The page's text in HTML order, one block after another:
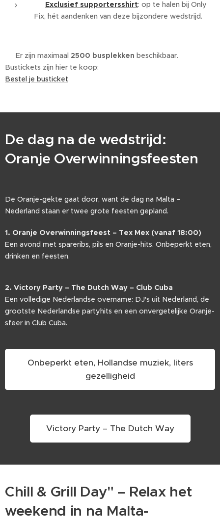
Exclusief supportersshirt: op te halen bij Only
Fix, hét aandenken van deze bijzondere wedstrijd.
👉 Er zijn maximaal 2500 busplekken beschikbaar.
Bustickets zijn hier te koop:
Bestel je busticket
De dag na de wedstrijd:
Oranje Overwinningsfeesten
De Oranje-gekte gaat door, want de dag na Malta –
Nederland staan er twee grote feesten gepland.
1. Oranje Overwinningsfeest – Tex Mex (vanaf 18:00)
Een avond met spareribs, pils en Oranje-hits. Onbeperkt eten,
drinken en feesten.
2. Victory Party – The Dutch Way – Club Cuba
Een volledige Nederlandse overname: DJ's uit Nederland, de
grootste Nederlandse partyhits en een onvergetelijke Oranje-
sfeer in Club Cuba.
Onbeperkt eten, Hollandse muziek, liters
gezelligheid
Victory Party – The Dutch Way
Chill & Grill Day" – Relax het
weekend in na Malta-